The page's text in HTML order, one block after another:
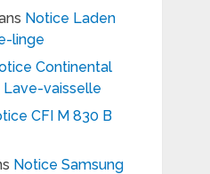
Notice Laden
linge
Continental
Lave-vaisselle
CFI M 830 B
Notice Samsung